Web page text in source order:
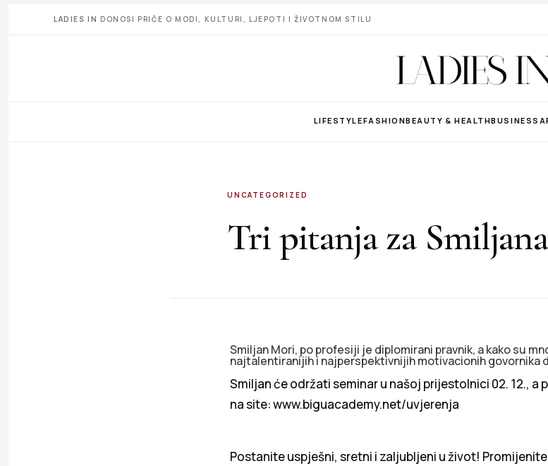
LADIES IN DONOSI PRIČE O MODI, KULTURI, LJEPOTI I ŽIVOTNOM STILU
LIFESTYLEFASHIONBEAUTY & HEALTHBUSINESS
UNCATEGORIZED
Tri pitanja za
Smiljan Mori, po profesiji je diplomirani pravnik, a kako su
najtalentiranijih i najperspektivnijih motivacionih govornika
Smiljan će održati seminar u našoj prijestolnici 02. 12., a
na site: www.biguacademy.net/uvjerenja
Postanite uspješni, sretni i zaljubljeni u život!